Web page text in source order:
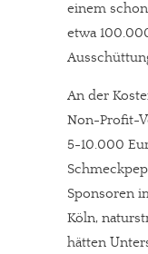
einem
etwa
An der
Non-Profit-
5-10.000
Sponsoren
Köln,
hätten